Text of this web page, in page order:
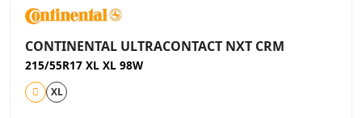
CONTINENTAL ULTRACONTACT NXT CRM
215/55R17 XL XL 98W
XL